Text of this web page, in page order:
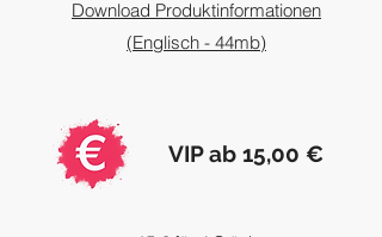
Download Produktinformationen
(Englisch - 44mb)
VIP ab 15,00 €